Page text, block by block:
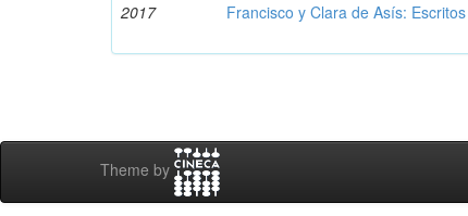
2017 Francisco y Clara de Asís: Escritos
Theme by